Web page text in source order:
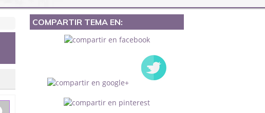
COMPARTIR TEMA EN: